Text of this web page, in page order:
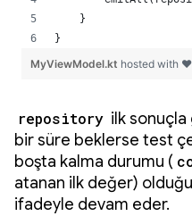
repository ilk
bir süre beklerse test
boşta kalma durumu (
atanan ilk değer)
ifadeyle devam eder.